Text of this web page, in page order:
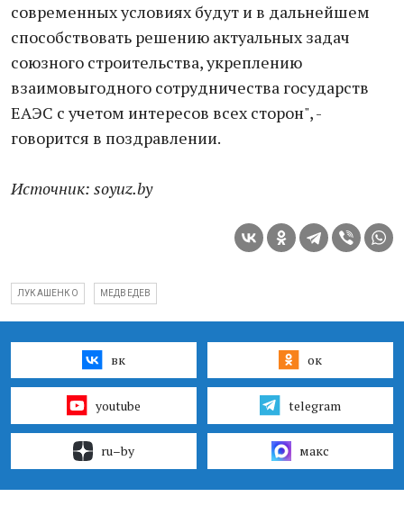
современных условиях будут и в дальнейшем
способствовать решению актуальных задач
союзного строительства, укреплению
взаимовыгодного сотрудничества государств
ЕАЭС с учетом интересов всех сторон", -
говорится в поздравлении.
Источник: soyuz.by
ЛУКАШЕНКО МЕДВЕДЕВ
вк ок
youtube telegram
ru–by макс